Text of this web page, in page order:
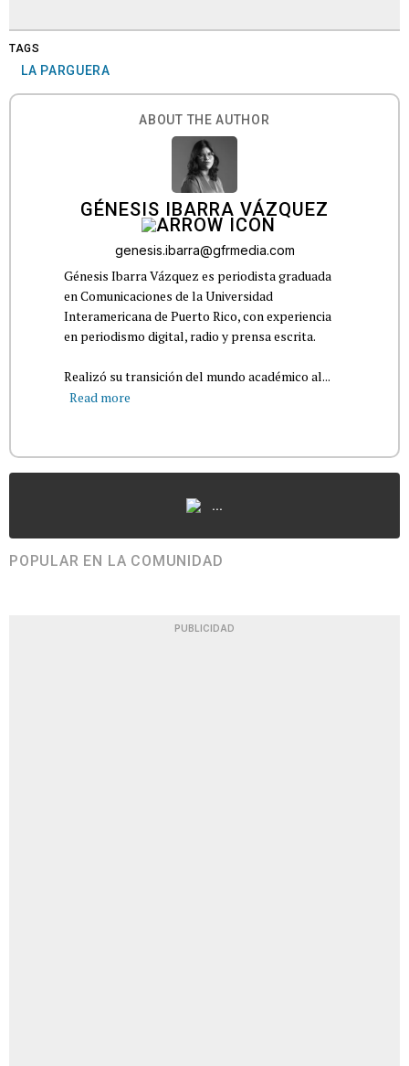
TAGS
LA PARGUERA
ABOUT THE AUTHOR
GÉNESIS IBARRA VÁZQUEZ
genesis.ibarra@gfrmedia.com
Génesis Ibarra Vázquez es periodista graduada
en Comunicaciones de la Universidad
Interamericana de Puerto Rico, con experiencia
en periodismo digital, radio y prensa escrita.
Realizó su transición del mundo académico al...
Read more
...
POPULAR EN LA COMUNIDAD
PUBLICIDAD